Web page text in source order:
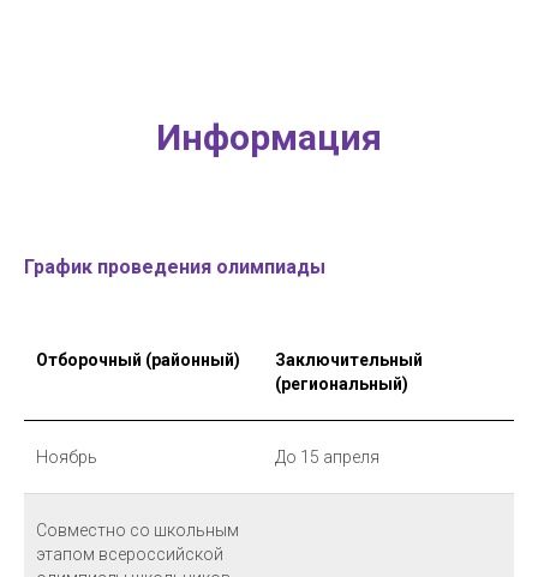
Информация
График проведения олимпиады
Отборочный (районный)
Заключительный
(региональный)
Ноябрь До 15 апреля
Совместно со школьным
этапом всероссийской